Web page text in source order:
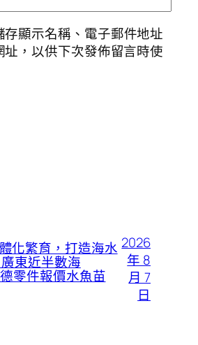
存顯示名稱、電子郵件地址
址，以供下次發佈留言時使
化繁育，打造海水
東近半數海
零件報價水魚苗
2026
年 8
月 7
日